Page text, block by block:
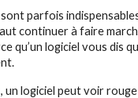
parfois
continuer à faire
qu’un logiciel vous dis
un logiciel peut voir